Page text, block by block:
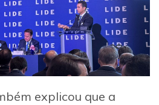
explicou que a